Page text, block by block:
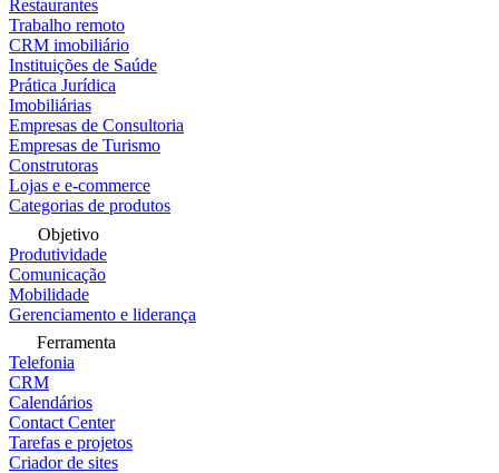
Restaurantes
Trabalho remoto
CRM imobiliário
Instituições de Saúde
Prática Jurídica
Imobiliárias
Empresas de Consultoria
Empresas de Turismo
Construtoras
Lojas e e-commerce
Categorias de produtos
Objetivo
Produtividade
Comunicação
Mobilidade
Gerenciamento e liderança
Ferramenta
Telefonia
CRM
Calendários
Contact Center
Tarefas e projetos
Criador de sites